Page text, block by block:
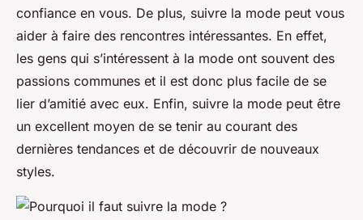
confiance en vous. De plus, suivre la mode peut vous
aider à faire des rencontres intéressantes. En effet,
les gens qui s’intéressent à la mode ont souvent des
passions communes et il est donc plus facile de se
lier d’amitié avec eux. Enfin, suivre la mode peut être
un excellent moyen de se tenir au courant des
dernières tendances et de découvrir de nouveaux
styles.